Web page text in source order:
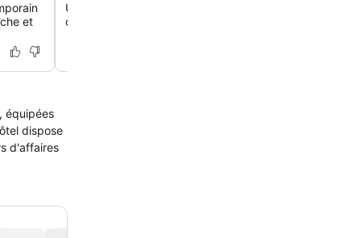
et
Utilise deux salles de réunion bien équipées avec du
conférence, idéales pour les réunions d'affaires et les
équipées
dispose
d'affaires